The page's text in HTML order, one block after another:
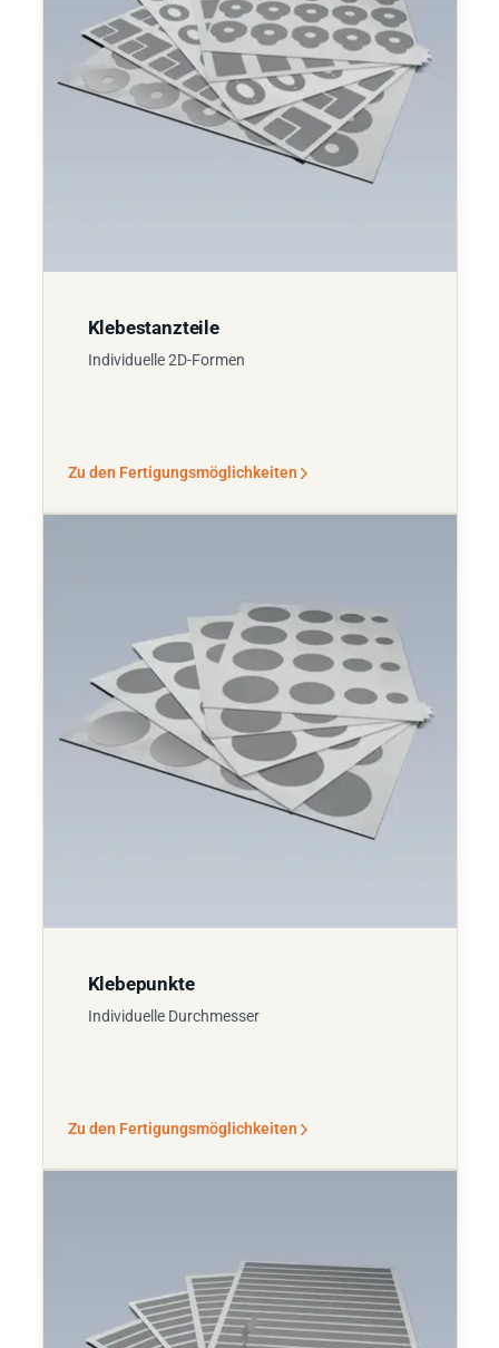
Klebestanzteile
Individuelle 2D-Formen
Zu den Fertigungsmöglichkeiten
Klebepunkte
Individuelle Durchmesser
Zu den Fertigungsmöglichkeiten